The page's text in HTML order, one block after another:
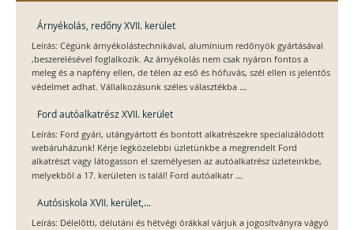
Árnyékolás, redőny XVII. kerület
Leírás: Cégünk árnyékolástechnikával, alumínium redőnyök gyártásával
,beszerelésével foglalkozik. Az árnyékolás nem csak nyáron fontos a
meleg és a napfény ellen, de télen az eső és hófuvás, szél ellen is jelentős
védelmet adhat. Vállalkozásunk széles választékba ...
Ford autóalkatrész XVII. kerület
Leírás: Ford gyári, utángyártott és bontott alkatrészekre specializálódott
webáruházunk! Kérje legközelebbi üzletünkbe a megrendelt Ford
alkatrészt vagy látogasson el személyesen az autóalkatrész üzleteinkbe,
melyekből a 17. kerületen is talál! Ford autóalkatr...
Autósiskola XVII. kerület,...
Leírás: Délelőtti, délutáni és hétvégi órákkal várjuk a jogosítványra vágyó